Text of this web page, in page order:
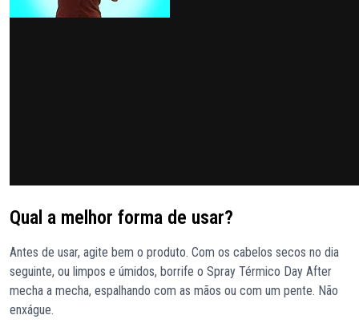
Qual a melhor forma de usar?
Antes de usar, agite bem o produto. Com os cabelos secos no dia
seguinte, ou limpos e úmidos, borrife o Spray Térmico Day After
mecha a mecha, espalhando com as mãos ou com um pente. Não
enxágue.